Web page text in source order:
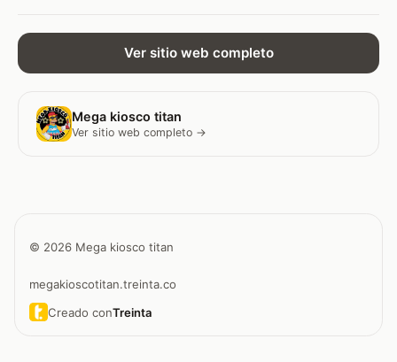
Ver sitio web completo
Mega kiosco titan
Ver sitio web completo →
© 2026 Mega kiosco titan
megakioscotitan.treinta.co
Creado conTreinta